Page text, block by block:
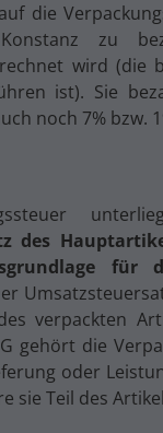
die
zu
wird (die
ist). Sie
noch 7% bzw.
des
für
verpackten
gehört die
oder
sie Teil des